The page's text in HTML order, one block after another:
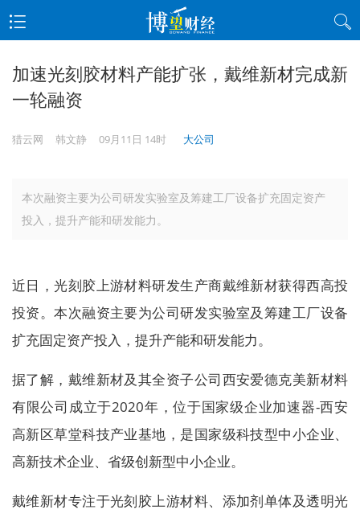
加速光刻胶材料产能扩张，戴维新材完成新
一轮融资
猎云网 韩文静 09月11日 14时 大公司
本次融资主要为公司研发实验室及筹建工厂设备扩充固定资产
投入，提升产能和研发能力。
近日，光刻胶上游材料研发生产商戴维新材获得西高投
投资。本次融资主要为公司研发实验室及筹建工厂设备
扩充固定资产投入，提升产能和研发能力。
据了解，戴维新材及其全资子公司西安爱德克美新材料
有限公司成立于2020年，位于国家级企业加速器-西安
高新区草堂科技产业基地，是国家级科技型中小企业、
高新技术企业、省级创新型中小企业。
戴维新材专注于光刻胶上游材料、添加剂单体及透明光